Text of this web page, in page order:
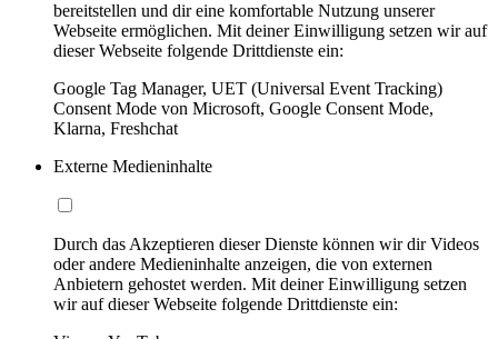
bereitstellen und dir eine komfortable Nutzung unserer
Webseite ermöglichen. Mit deiner Einwilligung setzen wir auf
dieser Webseite folgende Drittdienste ein:
Google Tag Manager, UET (Universal Event Tracking)
Consent Mode von Microsoft, Google Consent Mode,
Klarna, Freshchat
Externe Medieninhalte
Durch das Akzeptieren dieser Dienste können wir dir Videos
oder andere Medieninhalte anzeigen, die von externen
Anbietern gehostet werden. Mit deiner Einwilligung setzen
wir auf dieser Webseite folgende Drittdienste ein: